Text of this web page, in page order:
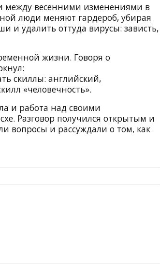
между весенними изменениями в
люди меняют гардероб, убирая
и удалить оттуда вирусы: зависть,
жизни. Говоря о
скиллы: английский,
«человечность».
и работа над своими
Разговор получился открытым и
вопросы и рассуждали о том, как